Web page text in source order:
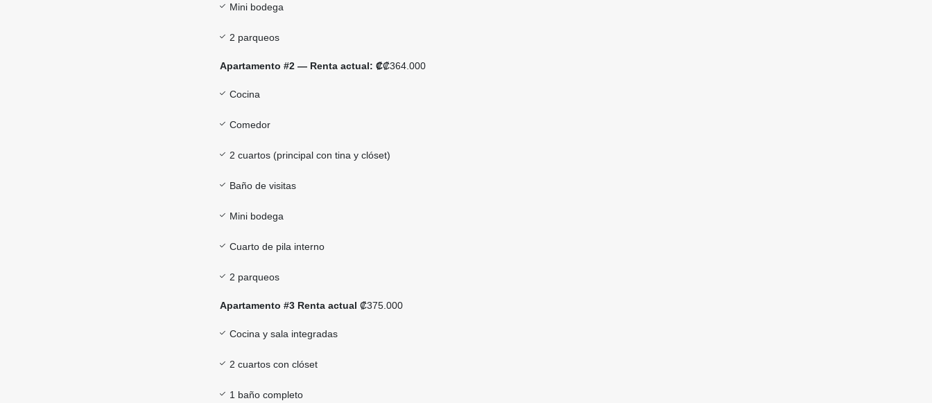
Mini bodega
2 parqueos
Apartamento #2 — Renta actual: ₡₡364.000
Cocina
Comedor
2 cuartos (principal con tina y clóset)
Baño de visitas
Mini bodega
Cuarto de pila interno
2 parqueos
Apartamento #3 Renta actual ₡375.000
Cocina y sala integradas
2 cuartos con clóset
1 baño completo